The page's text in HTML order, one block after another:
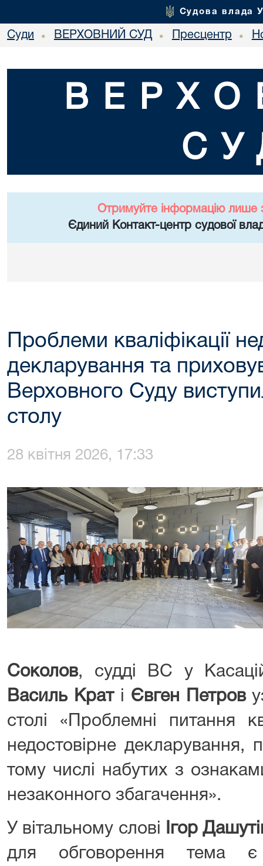
Судова влада
Суди • ВЕРХОВНИЙ СУД • Пресцентр •
Отримуйте інформацію лише
Єдиний Контакт-центр судової
Проблеми кваліфікації
декларування та
Верховного Суду
столу
28 квітня 2026, 17:33
Соколов, судді ВС у
Василь Крат і Євген Петров
столі «Проблемні питання
недостовірне декларування,
тому числі набутих з
незаконного збагачення».
У вітальному слові
Ігор
для обговорення тема